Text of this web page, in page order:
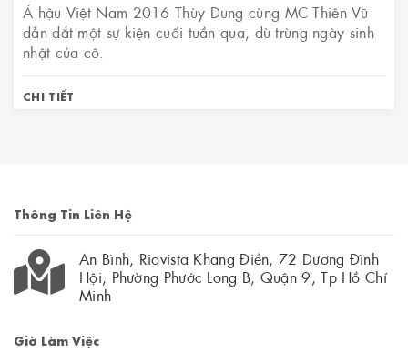
Á hậu Việt Nam 2016 Thùy Dung cùng MC Thiên Vũ
dẫn dắt một sự kiện cuối tuần qua, dù trùng ngày sinh
nhật của cô.
CHI TIẾT
Thông Tin Liên Hệ
An Bình, Riovista Khang Điền, 72 Dương Đình
Hội, Phường Phước Long B, Quận 9, Tp Hồ Chí
Minh
Giờ Làm Việc